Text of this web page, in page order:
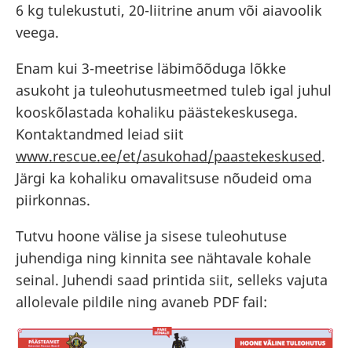
6 kg tulekustuti, 20-liitrine anum või aiavoolik
veega.
Enam kui 3-meetrise läbimõõduga lõkke
asukoht ja tuleohutusmeetmed tuleb igal juhul
kooskõlastada kohaliku päästekeskusega.
Kontaktandmed leiad siit
www.rescue.ee/et/asukohad/paastekeskused.
Järgi ka kohaliku omavalitsuse nõudeid oma
piirkonnas.
Tutvu hoone välise ja sisese tuleohutuse
juhendiga ning kinnita see nähtavale kohale
seinal. Juhendi saad printida siit, selleks vajuta
allolevale pildile ning avaneb PDF fail: